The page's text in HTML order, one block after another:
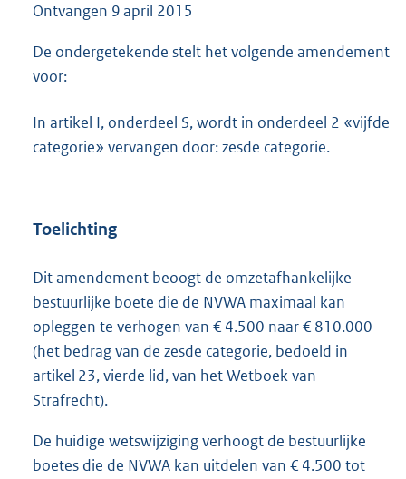
Ontvangen 9 april 2015
De ondergetekende stelt het volgende amendement
voor:
In artikel I, onderdeel S, wordt in onderdeel 2 «vijfde
categorie» vervangen door: zesde categorie.
Toelichting
Dit amendement beoogt de omzetafhankelijke
bestuurlijke boete die de NVWA maximaal kan
opleggen te verhogen van € 4.500 naar € 810.000
(het bedrag van de zesde categorie, bedoeld in
artikel 23, vierde lid, van het Wetboek van
Strafrecht).
De huidige wetswijziging verhoogt de bestuurlijke
boetes die de NVWA kan uitdelen van € 4.500 tot